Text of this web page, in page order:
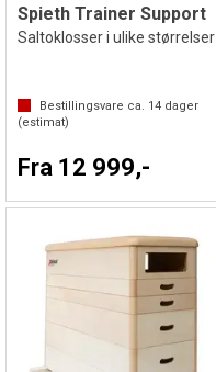
Spieth Trainer Support
Saltoklosser i ulike størrelser
Bestillingsvare ca. 14 dager
(estimat)
Fra 12 999,-